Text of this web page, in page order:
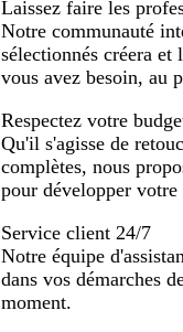
Laissez faire les
Notre communauté
sélectionnés créera
vous avez besoin, au
Respectez votre
Qu'il s'agisse de
complètes, nous
pour développer votre
Service client 24/7
Notre équipe
dans vos démarches
moment.